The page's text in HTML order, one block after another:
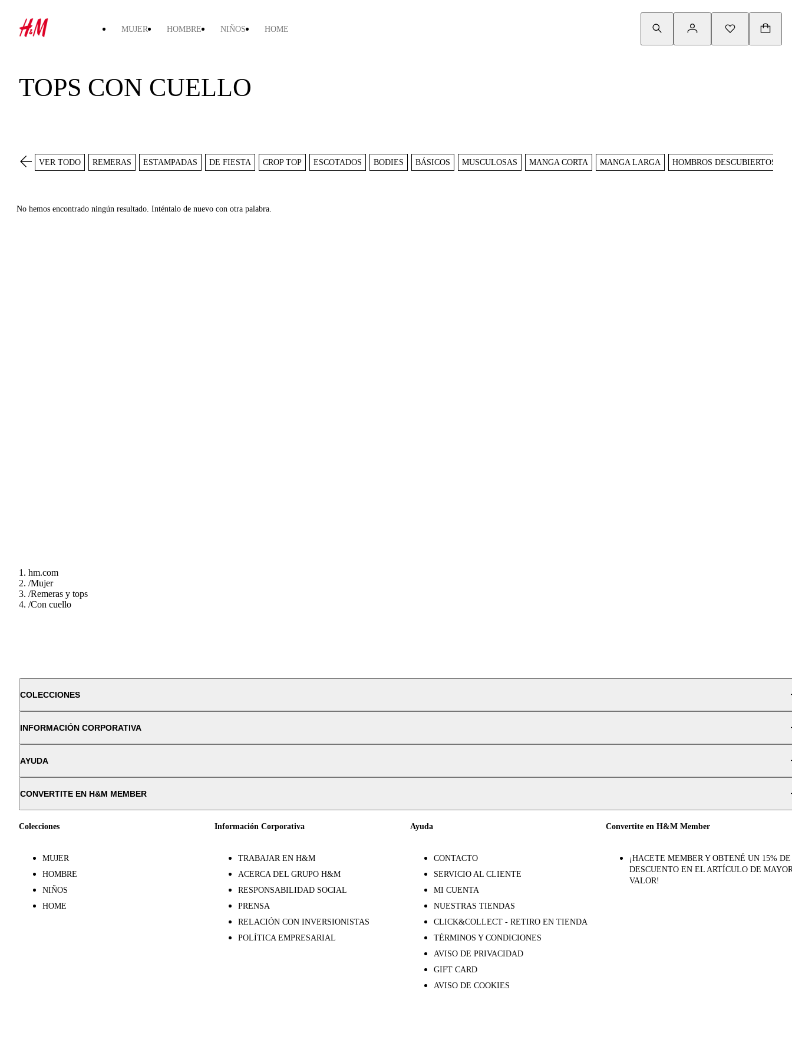
MUJER HOMBRE NIÑOS HOME
TOPS CON CUELLO
VER TODO REMERAS ESTAMPADAS DE FIESTA CROP TOP ESCOTADOS BODIES BÁSICOS MUSCULOSAS MANGA CORTA MANGA LARGA HOMBROS DESCUBIERTOS
No hemos encontrado ningún resultado. Inténtalo de nuevo con otra palabra.
hm.com
/Mujer
/Remeras y tops
/Con cuello
COLECCIONES
INFORMACIÓN CORPORATIVA
AYUDA
CONVERTITE EN H&M MEMBER
Colecciones
MUJER
HOMBRE
NIÑOS
HOME
Información Corporativa
TRABAJAR EN H&M
ACERCA DEL GRUPO H&M
RESPONSABILIDAD SOCIAL
PRENSA
RELACIÓN CON INVERSIONISTAS
POLÍTICA EMPRESARIAL
Ayuda
CONTACTO
SERVICIO AL CLIENTE
MI CUENTA
NUESTRAS TIENDAS
CLICK&COLLECT - RETIRO EN TIENDA
TÉRMINOS Y CONDICIONES
AVISO DE PRIVACIDAD
GIFT CARD
AVISO DE COOKIES
Convertite en H&M Member
¡HACETE MEMBER Y OBTENÉ UN 15% DE
DESCUENTO EN EL ARTÍCULO DE
VALOR!